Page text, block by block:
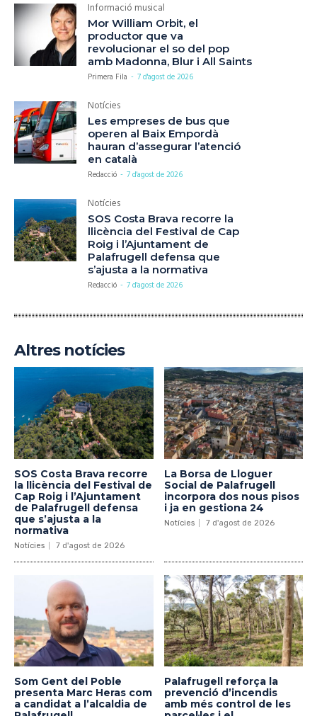
Informació musical
Mor William Orbit, el
productor que va
revolucionar el so del pop
amb Madonna, Blur i All Saints
Primera Fila - 7 d'agost de 2026
Notícies
Les empreses de bus que
operen al Baix Empordà
hauran d’assegurar l’atenció
en català
Redacció - 7 d'agost de 2026
Notícies
SOS Costa Brava recorre la
llicència del Festival de Cap
Roig i l’Ajuntament de
Palafrugell defensa que
s’ajusta a la normativa
Redacció - 7 d'agost de 2026
Altres notícies
SOS Costa Brava recorre
la llicència del Festival de
Cap Roig i l’Ajuntament
de Palafrugell defensa
que s’ajusta a la
normativa
Notícies 7 d'agost de 2026
La Borsa de Lloguer
Social de Palafrugell
incorpora dos nous pisos
i ja en gestiona 24
Notícies 7 d'agost de 2026
Som Gent del Poble
presenta Marc Heras com
a candidat a l’alcaldia de
Palafrugell reforça la
prevenció d’incendis
amb més control de les